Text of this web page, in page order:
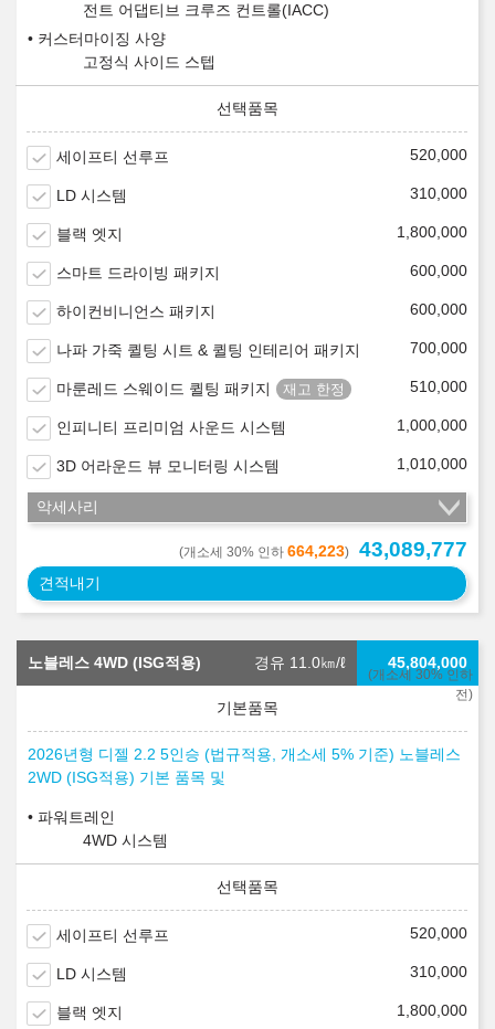
전트 어댑티브 크루즈 컨트롤(IACC)
커스터마이징 사양
고정식 사이드 스텝
세이프티 선루프 520,000
LD 시스템 310,000
블랙 엣지 1,800,000
스마트 드라이빙 패키지 600,000
하이컨비니언스 패키지 600,000
나파 가죽 퀼팅 시트 & 퀼팅 인테리어 패키지 700,000
마룬레드 스웨이드 퀼팅 패키지 510,000
인피니티 프리미엄 사운드 시스템 1,000,000
3D 어라운드 뷰 모니터링 시스템 1,010,000
악세사리
(개소세 30% 인하 664,223) 43,089,777
견적내기
노블레스 4WD (ISG적용) 경유 11.0㎞/ℓ
(개소세 30% 인하
전)
45,804,000
2026년형 디젤 2.2 5인승 (법규적용, 개소세 5% 기준) 노블레스
2WD (ISG적용) 기본 품목 및
파워트레인
4WD 시스템
세이프티 선루프 520,000
LD 시스템 310,000
블랙 엣지 1,800,000